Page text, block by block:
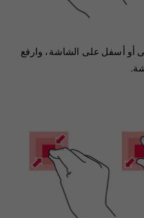
أو أسفل على الشاشة، وارفع